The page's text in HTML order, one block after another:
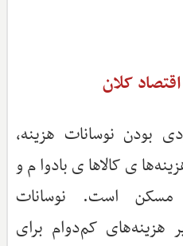
کلان
بودن نوسانات هزینه،
کالاهای بادوام و
مسکن است. نوسانات
هزینه‌های کم‌دوام برای